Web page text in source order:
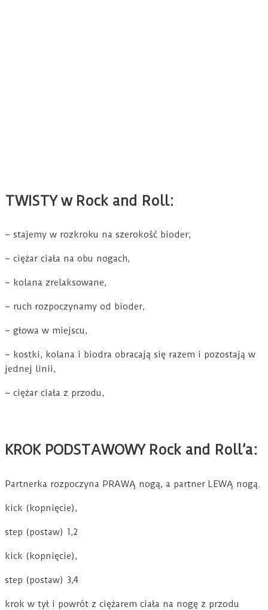
TWISTY w Rock and Roll:
– stajemy w rozkroku na szerokość bioder,
– ciężar ciała na obu nogach,
– kolana zrelaksowane,
– ruch rozpoczynamy od bioder,
– głowa w miejscu,
– kostki, kolana i biodra obracają się razem i pozostają w
jednej linii,
– ciężar ciała z przodu,
KROK PODSTAWOWY Rock and Roll’a:
Partnerka rozpoczyna PRAWĄ nogą, a partner LEWĄ nogą.
kick (kopnięcie),
step (postaw) 1,2
kick (kopnięcie),
step (postaw) 3,4
krok w tył i powrót z ciężarem ciała na nogę z przodu